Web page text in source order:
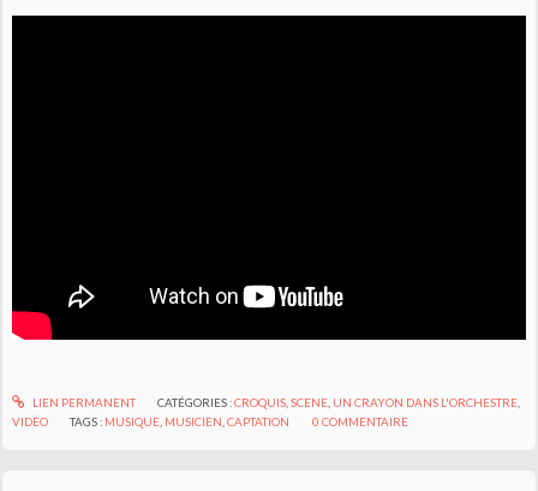
LIEN PERMANENT CATÉGORIES :CROQUIS, SCENE, UN CRAYON DANS L'ORCHESTRE,
VIDÉO
TAGS : MUSIQUE MUSICIEN ,CAPTATION 0 COMMENTAIRE